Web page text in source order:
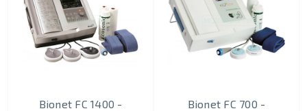
Bionet FC 1400 -
Bionet FC 700 -